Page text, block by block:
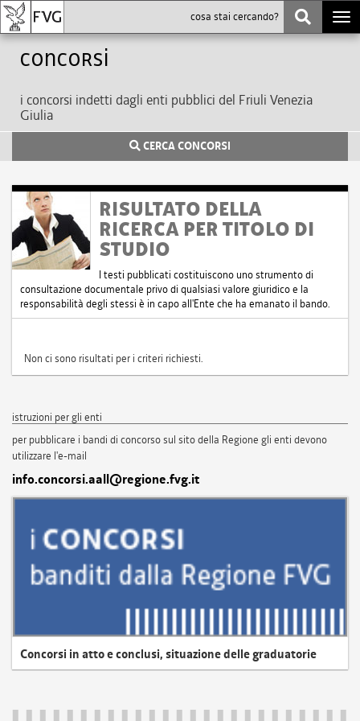
Concorsi
i concorsi indetti dagli enti pubblici del Friuli Venezia
Giulia
CERCA CONCORSI
RISULTATO DELLA
RICERCA PER TITOLO DI
STUDIO
I testi pubblicati costituiscono uno strumento di
consultazione documentale privo di qualsiasi valore giuridico e la
responsabilità degli stessi è in capo all'Ente che ha emanato il bando.
Non ci sono risultati per i criteri richiesti.
istruzioni per gli enti
per pubblicare i bandi di concorso sul sito della Regione gli enti devono
utilizzare l'e-mail
info.concorsi.aall@regione.fvg.it
Concorsi in atto e conclusi, situazione delle graduatorie